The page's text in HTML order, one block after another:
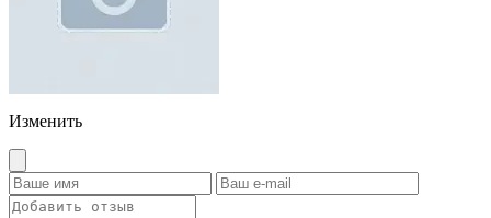
Изменить